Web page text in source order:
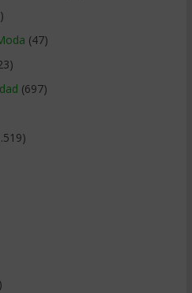
(47)
(697)